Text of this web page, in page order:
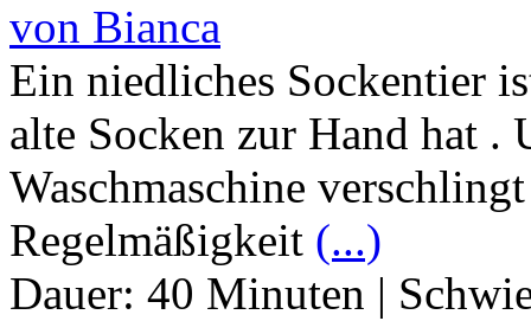
von Bianca
Ein niedliches Sockentier
alte Socken zur Hand hat .
Waschmaschine
Regelmäßigkeit (...)
Dauer: 40 Minuten |